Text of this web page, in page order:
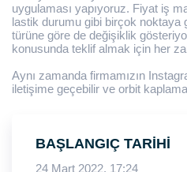
uygulaması yapıyoruz. Fiyat iş
lastik durumu gibi birçok noktaya
türüne göre de değişiklik
konusunda teklif almak için her
Aynı zamanda firmamızın
iletişime geçebilir ve orbit
BAŞLANGIÇ TARIHI
24 Mart 2022, 17:24